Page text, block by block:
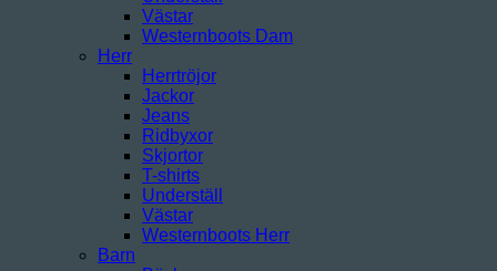
Västar
Westernboots Dam
Herr
Herrtröjor
Jackor
Jeans
Ridbyxor
Skjortor
T-shirts
Underställ
Västar
Westernboots Herr
Barn